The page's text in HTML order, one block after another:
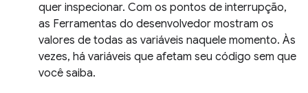
quer inspecionar. Com os pontos de interrupção,
as Ferramentas do desenvolvedor mostram os
valores de todas as variáveis naquele momento. Às
vezes, há variáveis que afetam seu código sem que
você saiba.